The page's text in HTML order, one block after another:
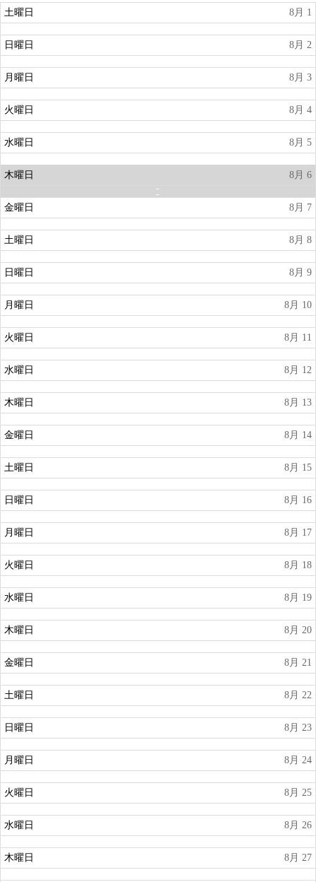
土曜日 8月 1
日曜日 8月 2
月曜日 8月 3
火曜日 8月 4
水曜日 8月 5
木曜日 8月 6
金曜日 8月 7
土曜日 8月 8
日曜日 8月 9
月曜日 8月 10
火曜日 8月 11
水曜日 8月 12
木曜日 8月 13
金曜日 8月 14
土曜日 8月 15
日曜日 8月 16
月曜日 8月 17
火曜日 8月 18
水曜日 8月 19
木曜日 8月 20
金曜日 8月 21
土曜日 8月 22
日曜日 8月 23
月曜日 8月 24
火曜日 8月 25
水曜日 8月 26
木曜日 8月 27